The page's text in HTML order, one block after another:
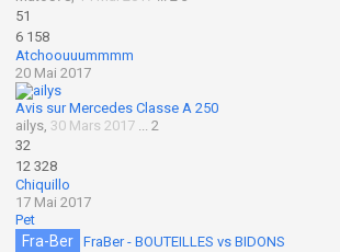
51
6 158
Atchoouuummmm
20 Mai 2017
Avis sur Mercedes Classe A 250
ailys, 30 Mars 2017 ... 2
32
12 328
Chiquillo
17 Mai 2017
Pet
Fra-Ber
FraBer - BOUTEILLES vs BIDONS